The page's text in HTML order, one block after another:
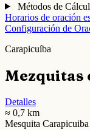
Métodos de
Horarios de oración
Configuración de
Carapicuíba
Mezquitas
Detalles
≈ 0,7 km
Mesquita Carapicuiba